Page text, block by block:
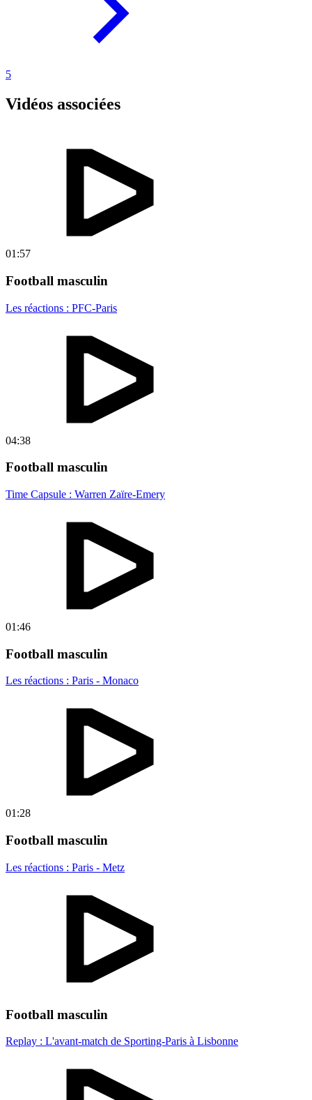
5
Vidéos associées
01:57
Football masculin
Les réactions : PFC-Paris
04:38
Football masculin
Time Capsule : Warren Zaïre-Emery
01:46
Football masculin
Les réactions : Paris - Monaco
01:28
Football masculin
Les réactions : Paris - Metz
Football masculin
Replay : L'avant-match de Sporting-Paris à Lisbonne